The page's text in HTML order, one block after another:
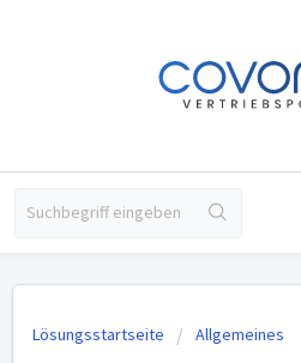
Lösungsstartseite Allgemeines